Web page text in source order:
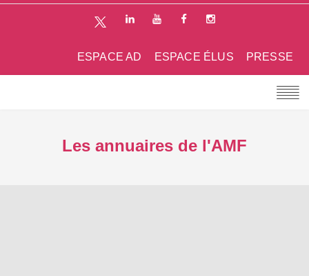
PRESSE
ESPACE ÉLUS
ESPACE AD
Les annuaires de l'AMF